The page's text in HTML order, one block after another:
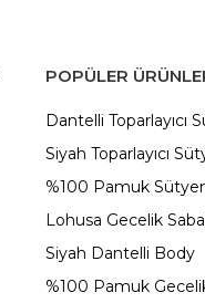
POPÜLER
Dantelli Toparlayıcı
Siyah Toparlayıcı
%100 Pamuk
Lohusa Gecelik
Siyah Dantelli Body
%100 Pamuk